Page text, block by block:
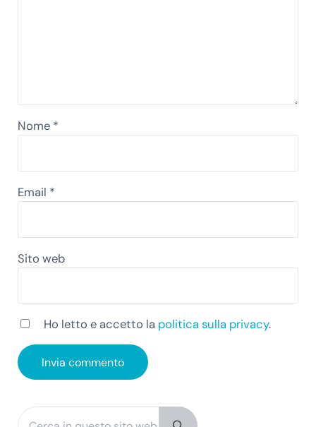
Nome *
Email *
Sito web
Ho letto e accetto la politica sulla privacy.
Sidebar
Cerca in questo sito web